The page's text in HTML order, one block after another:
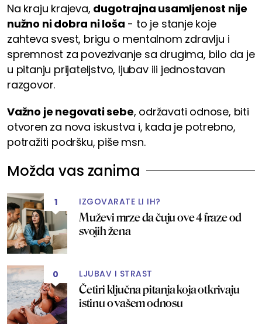
Na kraju krajeva, dugotrajna usamljenost nije
nužno ni dobra ni loša - to je stanje koje
zahteva svest, brigu o mentalnom zdravlju i
spremnost za povezivanje sa drugima, bilo da je
u pitanju prijateljstvo, ljubav ili jednostavan
razgovor.
Važno je negovati sebe, održavati odnose, biti
otvoren za nova iskustva i, kada je potrebno,
potražiti podršku, piše msn.
Možda vas zanima
1 IZGOVARATE LI IH?
Muževi mrze da čuju ove 4 fraze od
svojih žena
0 LJUBAV I STRAST
Četiri ključna pitanja koja otkrivaju
istinu o vašem odnosu